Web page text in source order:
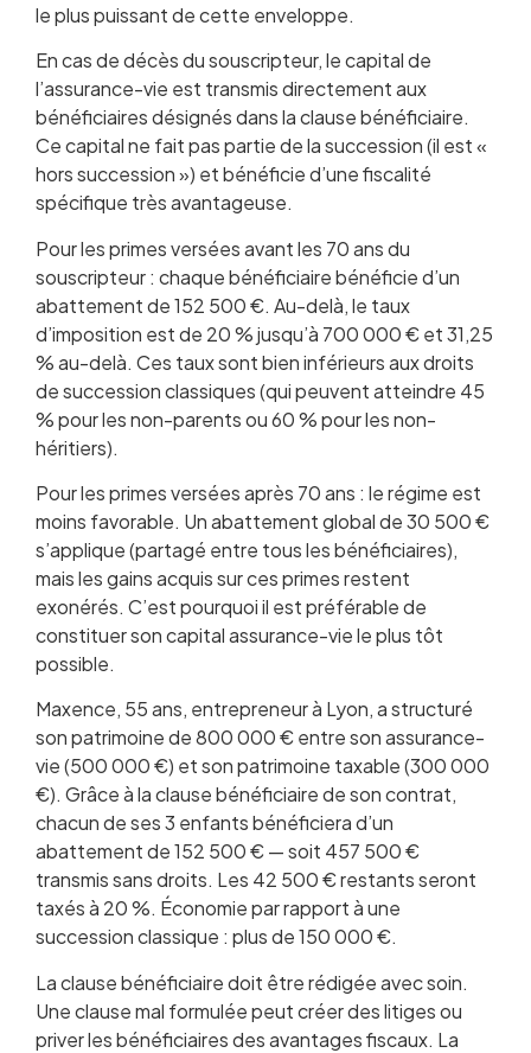
le plus puissant de cette enveloppe.
En cas de décès du souscripteur, le capital de
l’assurance-vie est transmis directement aux
bénéficiaires désignés dans la clause bénéficiaire.
Ce capital ne fait pas partie de la succession (il est «
hors succession ») et bénéficie d’une fiscalité
spécifique très avantageuse.
Pour les primes versées avant les 70 ans du
souscripteur : chaque bénéficiaire bénéficie d’un
abattement de 152 500 €. Au-delà, le taux
d’imposition est de 20 % jusqu’à 700 000 € et 31,25
% au-delà. Ces taux sont bien inférieurs aux droits
de succession classiques (qui peuvent atteindre 45
% pour les non-parents ou 60 % pour les non-
héritiers).
Pour les primes versées après 70 ans : le régime est
moins favorable. Un abattement global de 30 500 €
s’applique (partagé entre tous les bénéficiaires),
mais les gains acquis sur ces primes restent
exonérés. C’est pourquoi il est préférable de
constituer son capital assurance-vie le plus tôt
possible.
Maxence, 55 ans, entrepreneur à Lyon, a structuré
son patrimoine de 800 000 € entre son assurance-
vie (500 000 €) et son patrimoine taxable (300 000
€). Grâce à la clause bénéficiaire de son contrat,
chacun de ses 3 enfants bénéficiera d’un
abattement de 152 500 € — soit 457 500 €
transmis sans droits. Les 42 500 € restants seront
taxés à 20 %. Économie par rapport à une
succession classique : plus de 150 000 €.
La clause bénéficiaire doit être rédigée avec soin.
Une clause mal formulée peut créer des litiges ou
priver les bénéficiaires des avantages fiscaux. La